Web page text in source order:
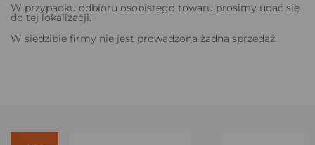
W przypadku odbioru osobistego towaru prosimy udać się
do tej lokalizacji.
W siedzibie firmy nie jest prowadzona żadna sprzedaż.